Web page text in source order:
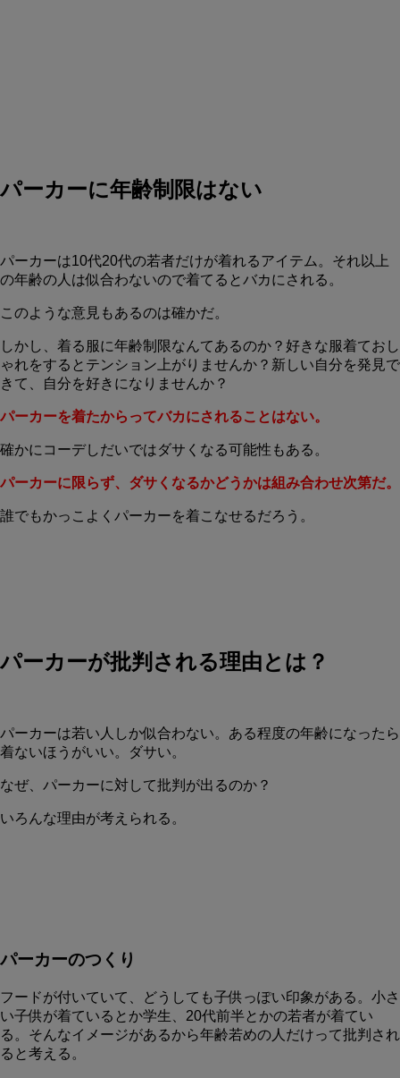
パーカーに年齢制限はない
パーカーは10代20代の若者だけが着れるアイテム。それ以上
の年齢の人は似合わないので着てるとバカにされる。
このような意見もあるのは確かだ。
しかし、着る服に年齢制限なんてあるのか？好きな服着ておし
ゃれをするとテンション上がりませんか？新しい自分を発見で
きて、自分を好きになりませんか？
パーカーを着たからってバカにされることはない。
確かにコーデしだいではダサくなる可能性もある。
パーカーに限らず、ダサくなるかどうかは組み合わせ次第だ。
誰でもかっこよくパーカーを着こなせるだろう。
パーカーが批判される理由とは？
パーカーは若い人しか似合わない。ある程度の年齢になったら
着ないほうがいい。ダサい。
なぜ、パーカーに対して批判が出るのか？
いろんな理由が考えられる。
パーカーのつくり
フードが付いていて、どうしても子供っぽい印象がある。小さ
い子供が着ているとか学生、20代前半とかの若者が着てい
る。そんなイメージがあるから年齢若めの人だけって批判され
ると考える。